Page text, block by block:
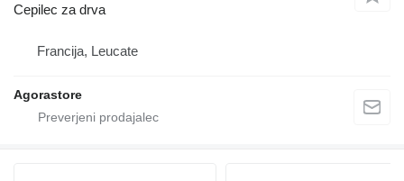
Cepilec za drva
Francija, Leucate
Agorastore